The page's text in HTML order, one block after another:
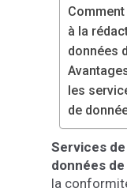
à la
données
les
de
Services
données
la